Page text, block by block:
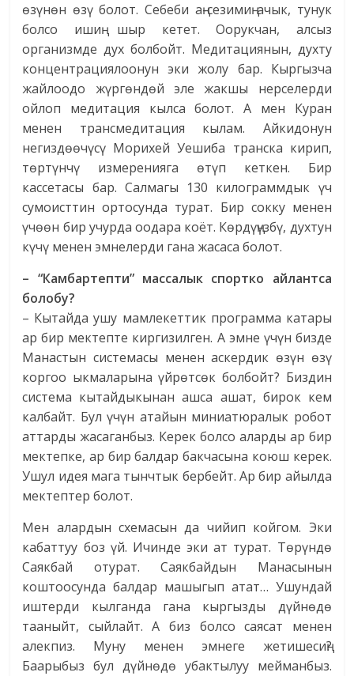
өзүнөн өзү болот. Себеби аң-сезимиң ачык, тунук
болсо ишиң шыр кетет. Оорукчан, алсыз
организмде дух болбойт. Медитациянын, духту
концентрациялоонун эки жолу бар. Кыргызча
жайлоодо жүргөндөй эле жакшы нерселерди
ойлоп медитация кылса болот. А мен Куран
менен трансмедитация кылам. Айкидонун
негиздөөчүсү Морихей Уешиба транска кирип,
төртүнчү измеренияга өтүп кеткен. Бир
кассетасы бар. Салмагы 130 килограммдык үч
сумоисттин ортосунда турат. Бир сокку менен
үчөөн бир учурда оодара коёт. Көрдүңүзбү, духтун
күчү менен эмнелерди гана жасаса болот.
– “Камбартепти” массалык спортко айлантса
болобу?
– Кытайда ушу мамлекеттик программа катары
ар бир мектепте киргизилген. А эмне үчүн бизде
Манастын системасы менен аскердик өзүн өзү
коргоо ыкмаларына үйрөтсөк болбойт? Биздин
система кытайдыкынан ашса ашат, бирок кем
калбайт. Бул үчүн атайын миниатюралык робот
аттарды жасаганбыз. Керек болсо аларды ар бир
мектепке, ар бир балдар бакчасына коюш керек.
Ушул идея мага тынчтык бербейт. Ар бир айылда
мектептер болот.
Мен алардын схемасын да чийип койгом. Эки
кабаттуу боз үй. Ичинде эки ат турат. Төрүндө
Саякбай отурат. Саякбайдын Манасынын
коштоосунда балдар машыгып атат… Ушундай
иштерди кылганда гана кыргызды дүйнөдө
тааныйт, сыйлайт. А биз болсо саясат менен
алекпиз. Муну менен эмнеге жетишесиң?
Баарыбыз бул дүйнөдө убактылуу мейманбыз.